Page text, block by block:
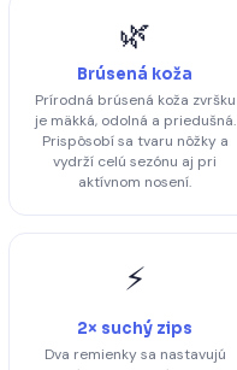
🌿
Brúsená koža
Prírodná brúsená koža zvršku
je mäkká, odolná a priedušná.
Prispôsobí sa tvaru nôžky a
vydrží celú sezónu aj pri
aktívnom nosení.
⚡
2× suchý zips
Dva remienky sa nastavujú